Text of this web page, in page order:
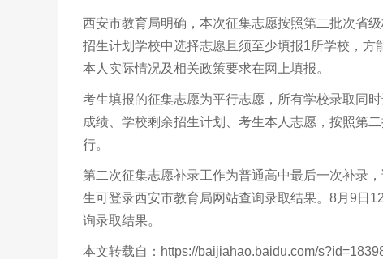
西安市教育局明确，本次征集志愿按照第二批次省
招生计划学校中选择志愿且须至少填报1所学校，
本人实际情况及相关政策要求在网上填报。
考生填报的征集志愿为平行志愿，所有学校录取同
成绩、学校剩余招生计划、考生本人志愿，按照第
行。
第二次征集志愿补录工作为普通高中最后一次补录
生可登录西安市教育局网站查询录取结果。8月9日
询录取结果。
本文转载自：https://baijiahao.baidu.com/